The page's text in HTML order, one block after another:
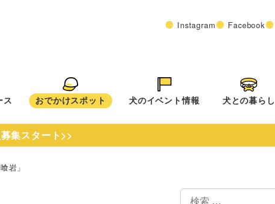
Instagram Facebook
ス おでかけスポット 犬のイベント情報 犬との暮らし
集スタート>>
岩」
検